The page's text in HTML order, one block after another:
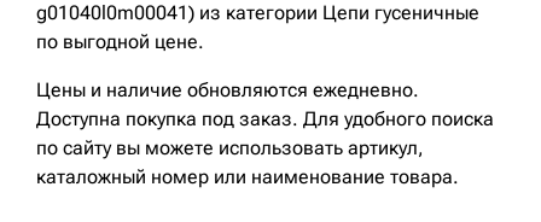
g01040l0m00041) из категории Цепи гусеничные
по выгодной цене.
Цены и наличие обновляются ежедневно.
Доступна покупка под заказ. Для удобного поиска
по сайту вы можете использовать артикул,
каталожный номер или наименование товара.